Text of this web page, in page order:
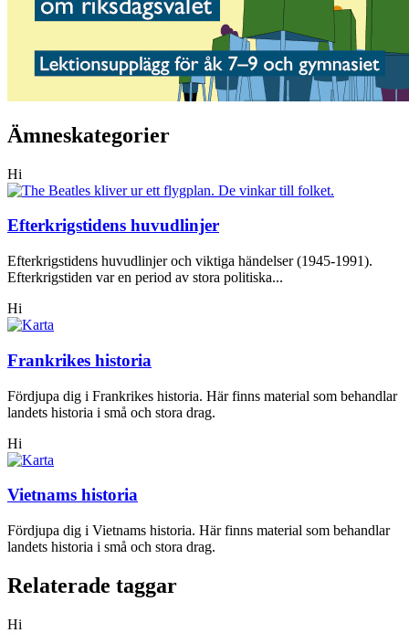
Ämneskategorier
Hi
Efterkrigstidens huvudlinjer
Efterkrigstidens huvudlinjer och viktiga händelser (1945-1991).
Efterkrigstiden var en period av stora politiska...
Hi
Frankrikes historia
Fördjupa dig i Frankrikes historia. Här finns material som behandlar
landets historia i små och stora drag.
Hi
Vietnams historia
Fördjupa dig i Vietnams historia. Här finns material som behandlar
landets historia i små och stora drag.
Relaterade taggar
Hi